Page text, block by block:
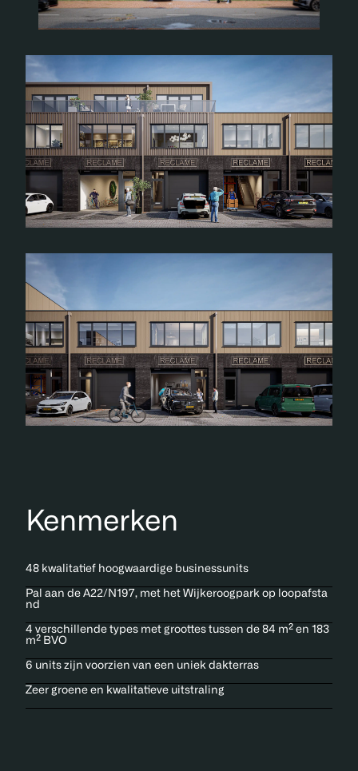
Kenmerken
48 kwalitatief hoogwaardige businessunits
Pal aan de A22/N197, met het Wijkeroogpark op loopafsta
nd
4 verschillende types met groottes tussen de 84 m² en 183
m² BVO
6 units zijn voorzien van een uniek dakterras
Zeer groene en kwalitatieve uitstraling